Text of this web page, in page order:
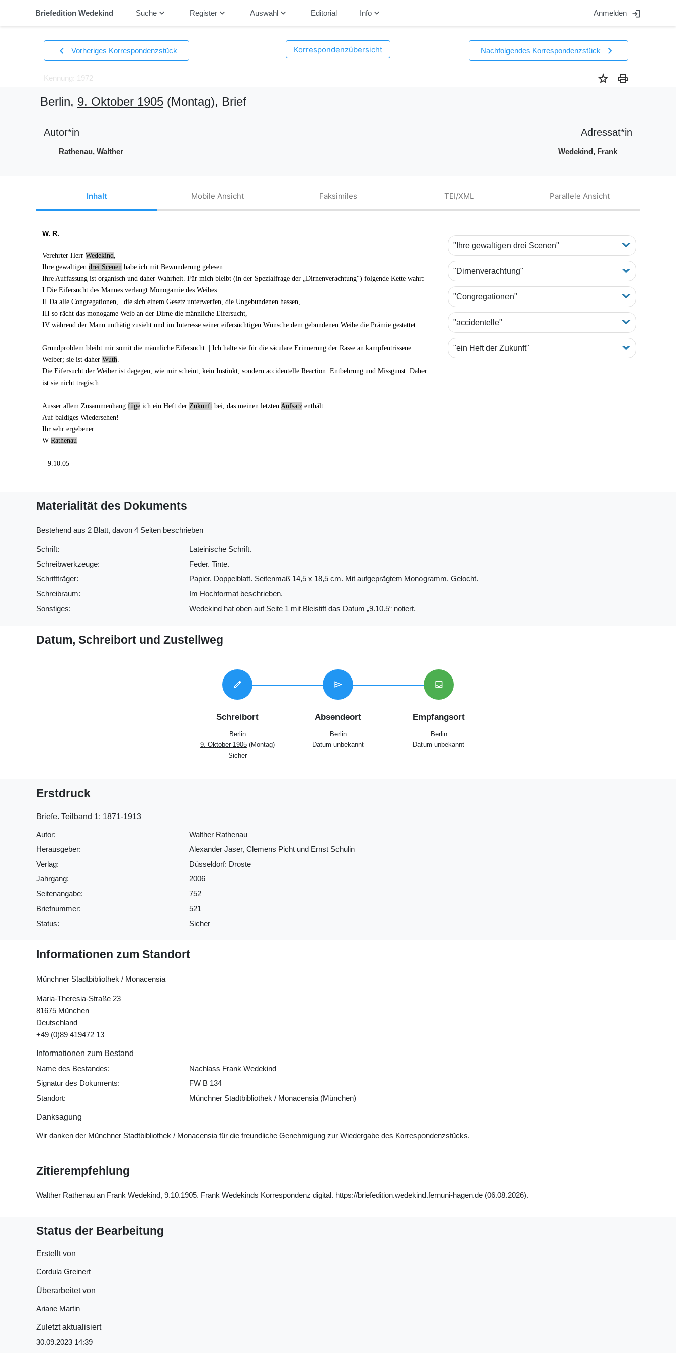
Briefedition Wedekind Suchekeyboard_arrow_down Registerkeyboard_arrow_down Auswahlkeyboard_arrow_down Editorial Infokeyboard_arrow_down Anmelden login
chevron_left Vorheriges Korrespondenzstück Korrespondenzübersicht Nachfolgendes Korrespondenzstück chevron_right
Kennung: 1972 star print
Berlin, 9. Oktober 1905(Montag), Brief
Autor*in
Rathenau, Walther
Adressat*in
Wedekind, Frank
Inhalt Mobile Ansicht Faksimiles TEI/XML Parallele Ansicht
W. R.
Verehrter Herr Wedekind
Ihre gewaltigen drei Scenen habe ich mit Bewunderung gelesen.
Ihre Auffassung ist organisch und daher Wahrheit. Für mich bleibt (in der Spezialfrage der „ Dirnenverachtung“) folgende Kette wahr:
I Die Eifersucht des Mannes verlangt Monogamie des Weibes.
II Da alle Congregationen , | die sich einem Gesetz unterwerfen, die Ungebundenen hassen,
III so rächt das monogame Weib an der Dirne die männliche Eifersucht,
IV während der Mann unthätig zusieht und im Interesse seiner eifersüchtigen Wünsche dem gebundenen Weibe die Prämie gestattet.
–
Grundproblem bleibt mir somit die männliche Eifersucht. | Ich halte sie für die säculare Erinnerung der Rasse an kampfentrissene
Weiber; sie ist daher Wuth
Die Eifersucht der Weiber ist dagegen, wie mir scheint, kein Instinkt, sondern accidentelleReaction: Entbehrung und Missgunst. Daher
ist sie nicht tragisch.
–
Ausser allem Zusammenhang fügeich ein Heft der Zukunftbei, das meinen letzten Aufsatzenthält. |
Auf baldiges Wiedersehen!
Ihr sehr ergebener
W Rathenau
– 9.10.05 –
"Ihre gewaltigen drei Scenen"
"Dirnenverachtung"
"Congregationen"
"accidentelle"
"ein Heft der Zukunft"
Materialität des Dokuments
Bestehend aus 2 Blatt, davon 4 Seiten beschrieben
Schrift:
Lateinische Schrift.
Schreibwerkzeuge:
Feder. Tinte.
Schriftträger:
Papier. Doppelblatt. Seitenmaß 14,5 x 18,5 cm. Mit aufgeprägtem Monogramm. Gelocht.
Schreibraum:
Im Hochformat beschrieben.
Sonstiges:
Wedekind hat oben auf Seite 1 mit Bleistift das Datum „9.10.5“ notiert.
Datum, Schreibort und Zustellweg
edit
Schreibort
Berlin
9. Oktober 1905 (Montag)
Sicher
send
Absendeort
Berlin
Datum unbekannt
inbox
Empfangsort
Berlin
Datum unbekannt
Erstdruck
Briefe. Teilband 1: 1871-1913
Autor:
Walther Rathenau
Herausgeber:
Alexander Jaser, Clemens Picht und Ernst Schulin
Verlag:
Düsseldorf: Droste
Jahrgang:
2006
Seitenangabe:
752
Briefnummer:
521
Status:
Sicher
Informationen zum Standort
Münchner Stadtbibliothek / Monacensia
Maria-Theresia-Straße 23
81675 München
Deutschland
+49 (0)89 419472 13
Informationen zum Bestand
Name des Bestandes:
Nachlass Frank Wedekind
Signatur des Dokuments:
FW B 134
Standort:
Münchner Stadtbibliothek / Monacensia (München)
Danksagung
Wir danken der Münchner Stadtbibliothek / Monacensia für die freundliche Genehmigung zur Wiedergabe des Korrespondenzstücks.
Zitierempfehlung
Walther Rathenau an Frank Wedekind, 9.10.1905. Frank Wedekinds Korrespondenz digital. https://briefedition.wedekind.fernuni-hagen.de (06.08.2026).
Status der Bearbeitung
Erstellt von
Cordula Greinert
Überarbeitet von
Ariane Martin
Zuletzt aktualisiert
30.09.2023 14:39